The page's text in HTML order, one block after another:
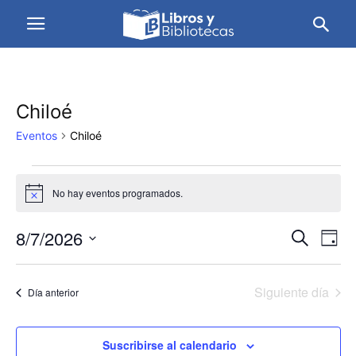
Chiloé
Eventos Chiloé
Eventos
en
7
agosto,
2026
Aviso No hay eventos programados.
de
y
Buscar
de
Día
8/7/2026
fecha.
Día anterior Siguiente día
Suscribirse al calendario